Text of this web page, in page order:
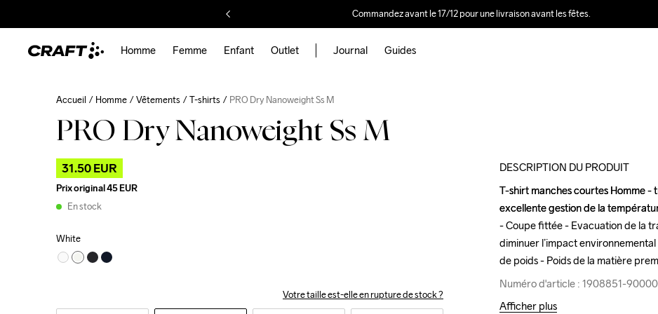
Commandez avant le 17/12 pour une livraison avant les fêtes.
Homme Femme Enfant Outlet Journal Guides
Accueil Homme Vêtements T-shirts PRO Dry Nanoweight Ss M
PRO Dry Nanoweight Ss M
31.50 EUR
Prix original45 EUR
En stock
White
Votre taille est-elle en rupture de stock ?
DESCRIPTION DU PRODUIT
T-shirt manches courtes Homme -
excellente gestion de la
- Coupe fittée - Evacuation de la
diminuer l’impact
de poids - Poids de la matière
Numéro d'article : 1908851-
T-shirt manches courtes Homme -
excellente gestion de la
- Coupe fittée - Evacuation de la
diminuer l’impact
de poids - Poids de la matière
Numéro d'article : 1908851-
Afficher plus